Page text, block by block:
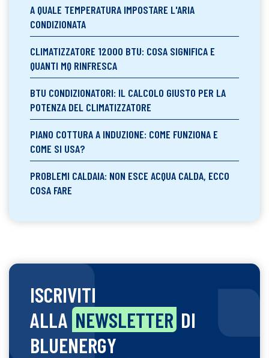
A QUALE TEMPERATURA IMPOSTARE L'ARIA
CONDIZIONATA
CLIMATIZZATORE 12000 BTU: COSA SIGNIFICA E
QUANTI MQ RINFRESCA
BTU CONDIZIONATORI: IL CALCOLO GIUSTO PER LA
POTENZA DEL CLIMATIZZATORE
PIANO COTTURA A INDUZIONE: COME FUNZIONA E
COME SI USA?
PROBLEMI CALDAIA: NON ESCE ACQUA CALDA, ECCO
COSA FARE
ISCRIVITI
ALLA NEWSLETTER DI
BLUENERGY